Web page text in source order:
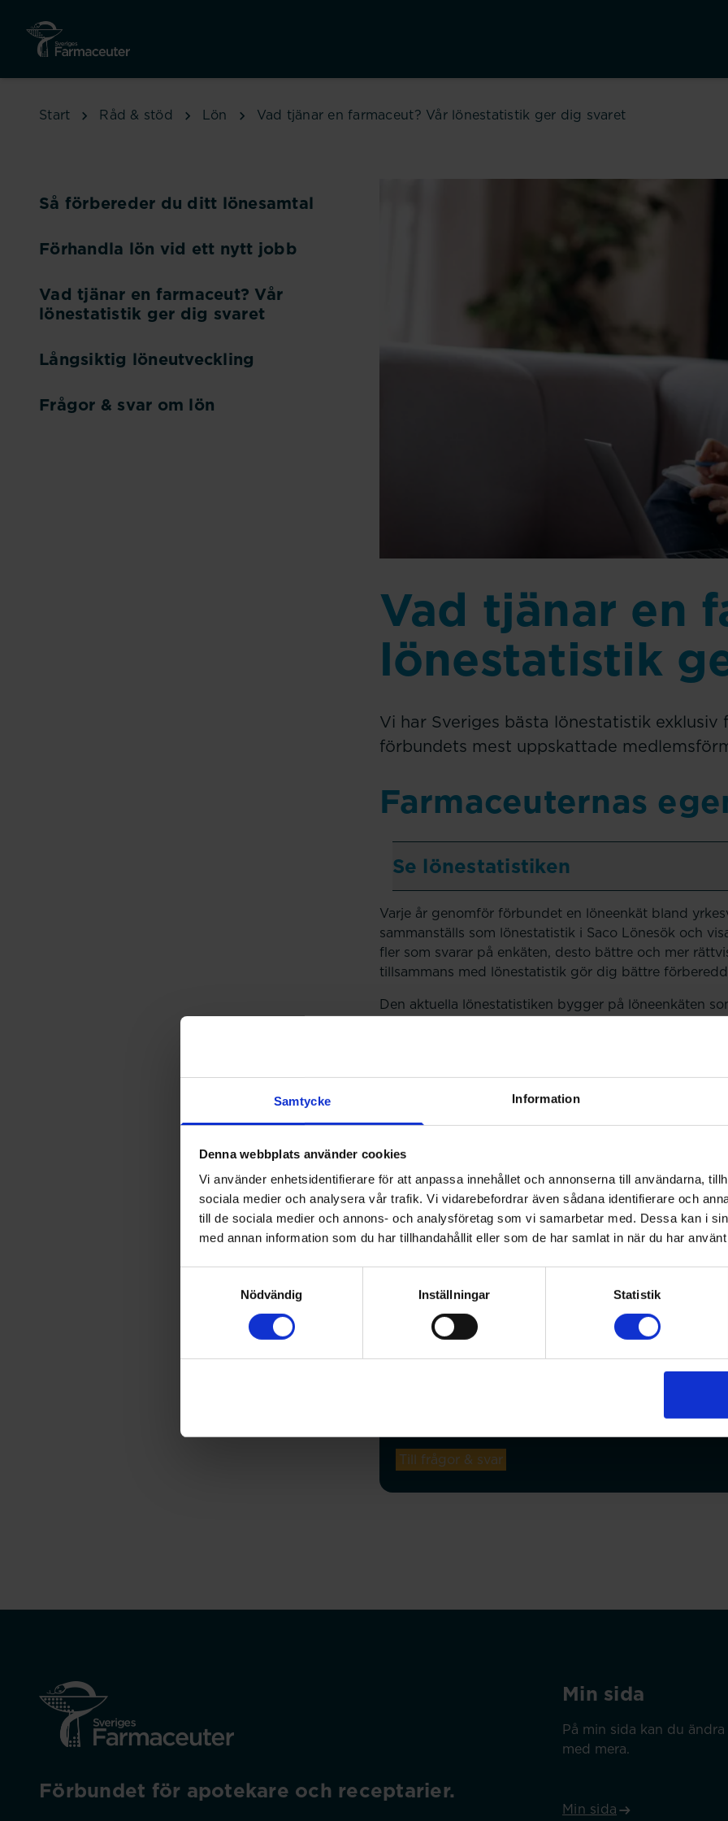
Samtycke Information
Denna webbplats använder cookies
Vi använder enhetsidentifierare för att anpassa innehållet och annonserna till användarna,
sociala medier och analysera vår trafik. Vi vidarebefordrar även sådana identifierare och
till de sociala medier och annons- och analysföretag som vi samarbetar med. Dessa kan i
med annan information som du har tillhandahållit eller som de har samlat in när du har
Nödvändig
Inställningar Statistik
Start Råd & stöd Lön Vad tjänar en farmaceut? Vår lönestatistik ger dig svaret
Så förbereder du ditt lönesamtal
Förhandla lön vid ett nytt jobb
Vad tjänar en farmaceut? Vår
lönestatistik ger dig svaret
Långsiktig löneutveckling
Frågor & svar om lön
Vad tjänar en
lönestatistik
Vi har Sveriges bästa lönestatistik
förbundets mest uppskattade
Farmaceuternas
Se lönestatistiken
Varje år genomför förbundet en löneenkät bland
sammanställs som lönestatistik i Saco Lönesök och
fler som svarar på enkäten, desto bättre och mer
tillsammans med lönestatistik gör dig bättre
Den aktuella lönestatistiken bygger på löneenkäten
I Saco Lönesök kan du göra egna analyser och ta
löneenkät omfattar databasen uppgifter från
information och råd.
Vad säger lönestatistiken?
Lönestatistiken är en sammanställning av aktuella
löneläget. Lönestatistiken ger ett spann med
rätt lön för dig i en viss roll. Svarsfrekvensen varierar
sökningen till att omfatta fler grupper för att få ett
Se en film om hur du läser lönestatistiken
Vad är medellönen för farmaceuter? Hur ofta
Till frågor & svar
Förbundet för apotekare och receptarier.
Min sida
På min sida kan du
med mera.
Min sida